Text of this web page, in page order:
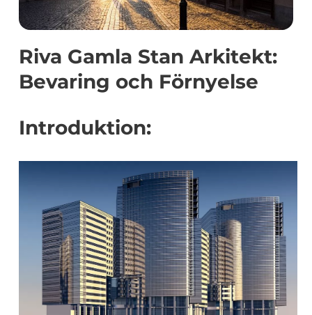
Riva Gamla Stan Arkitekt:
Bevaring och Förnyelse
Introduktion: